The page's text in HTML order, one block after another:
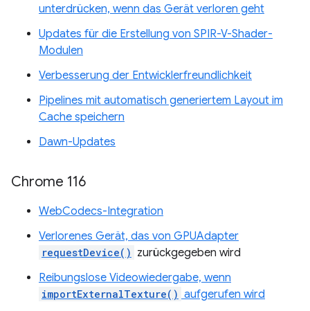
unterdrücken, wenn das Gerät verloren geht
Updates für die Erstellung von SPIR-V-Shader-
Modulen
Verbesserung der Entwicklerfreundlichkeit
Pipelines mit automatisch generiertem Layout im
Cache speichern
Dawn-Updates
Chrome 116
WebCodecs-Integration
Verlorenes Gerät, das von GPUAdapter
requestDevice() zurückgegeben wird
Reibungslose Videowiedergabe, wenn
importExternalTexture() aufgerufen wird